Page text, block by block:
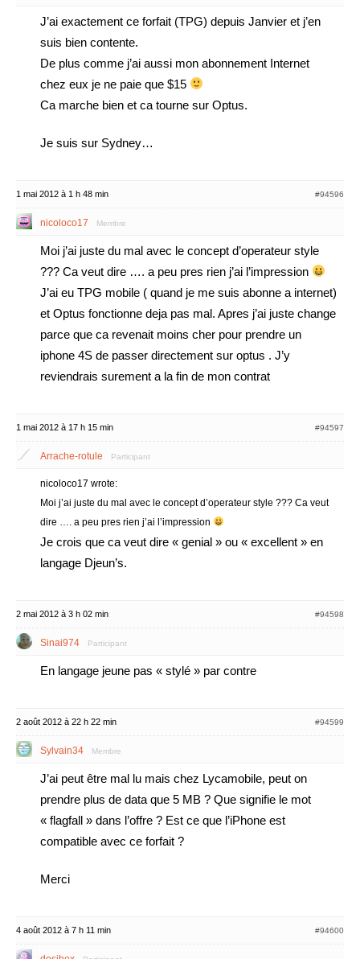
J’ai exactement ce forfait (TPG) depuis Janvier et j’en
suis bien contente.
De plus comme j’ai aussi mon abonnement Internet
chez eux je ne paie que $15
Ca marche bien et ca tourne sur Optus.
Je suis sur Sydney…
1 mai 2012 à 1 h 48 min #94596
nicoloco17 Membre
Moi j’ai juste du mal avec le concept d’operateur style
??? Ca veut dire …. a peu pres rien j’ai l’impression
J’ai eu TPG mobile ( quand je me suis abonne a internet)
et Optus fonctionne deja pas mal. Apres j’ai juste change
parce que ca revenait moins cher pour prendre un
iphone 4S de passer directement sur optus . J’y
reviendrais surement a la fin de mon contrat
1 mai 2012 à 17 h 15 min #94597
Arrache-rotule Participant
nicoloco17 wrote:
Moi j’ai juste du mal avec le concept d’operateur style ??? Ca veut
dire …. a peu pres rien j’ai l’impression
Je crois que ca veut dire « genial » ou « excellent » en
langage Djeun’s.
2 mai 2012 à 3 h 02 min #94598
Sinai974 Participant
En langage jeune pas « stylé » par contre
2 août 2012 à 22 h 22 min #94599
Sylvain34 Membre
J’ai peut être mal lu mais chez Lycamobile, peut on
prendre plus de data que 5 MB ? Que signifie le mot
« flagfall » dans l’offre ? Est ce que l’iPhone est
compatible avec ce forfait ?
Merci
4 août 2012 à 7 h 11 min #94600